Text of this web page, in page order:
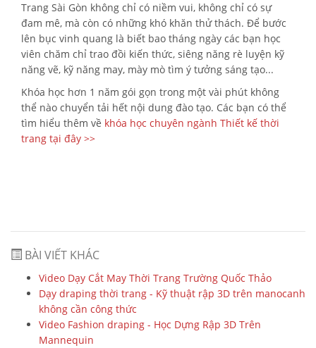
Trang Sài Gòn không chỉ có niềm vui, không chỉ có sự
đam mê, mà còn có những khó khăn thử thách. Để bước
lên bục vinh quang là biết bao tháng ngày các bạn học
viên chăm chỉ trao đồi kiến thức, siêng năng rè luyện kỹ
năng vẽ, kỹ năng may, mày mò tìm ý tưởng sáng tạo...
Khóa học hơn 1 năm gói gọn trong một vài phút không
thể nào chuyển tải hết nội dung đào tạo. Các bạn có thể
tìm hiểu thêm về khóa học chuyên ngành Thiết kế thời
trang tại đây >>
BÀI VIẾT KHÁC
Video Dạy Cắt May Thời Trang Trường Quốc Thảo
Dạy draping thời trang - Kỹ thuật rập 3D trên manocanh
không cần công thức
Video Fashion draping - Học Dựng Rập 3D Trên
Mannequin